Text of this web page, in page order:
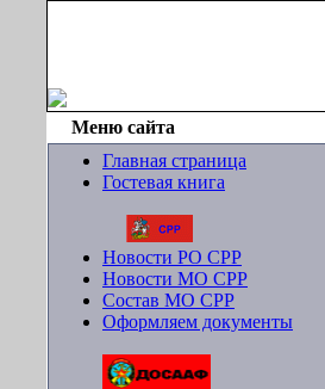
Меню сайта
Главная страница
Гостевая книга
Новости РО СРР
Новости МО СРР
Состав МО СРР
Оформляем документы